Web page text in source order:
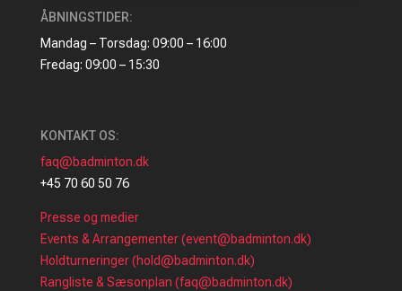
ÅBNINGSTIDER:
Mandag – Torsdag: 09:00 – 16:00
Fredag: 09:00 – 15:30
KONTAKT OS:
faq@badminton.dk
+45 70 60 50 76
Presse og medier
Events & Arrangementer (event@badminton.dk)
Holdturneringer (hold@badminton.dk)
Rangliste & Sæsonplan (faq@badminton.dk)